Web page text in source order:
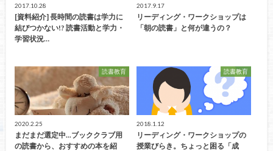
2017.10.28
[資料紹介] 長時間の読書は学力に
結びつかない!? 読書活動と学力・
学習状況…
2017.9.17
リーディング・ワークショップは
「朝の読書」と何が違うの？
読書教育
2020.2.25
まだまだ選定中...ブッククラブ用
の読書から、おすすめの本を紹
読書教育
2018.1.12
リーディング・ワークショップの
授業びらき。ちょっと困る「成